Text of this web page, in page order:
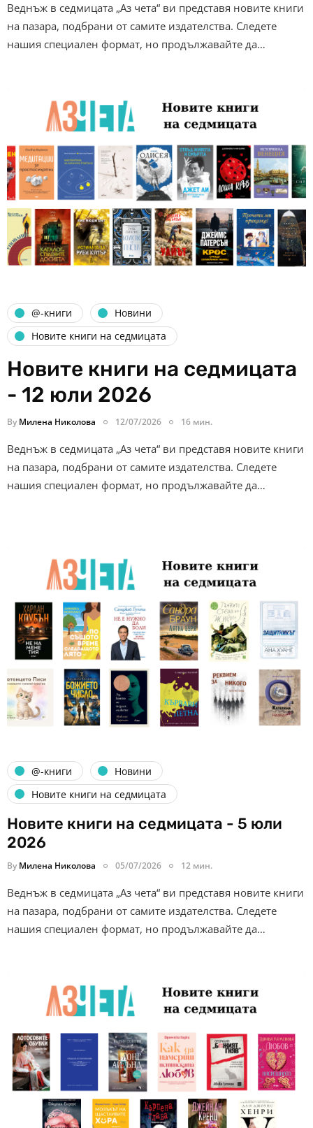
Веднъж в седмицата „Аз чета“ ви представя новите книги
на пазара, подбрани от самите издателства. Следете
нашия специален формат, но продължавайте да…
@-книги
Новини
Новите книги на седмицата
Новите книги на седмицата
- 12 юли 2026
By Милена Николова 12/07/2026 16 мин.
Веднъж в седмицата „Аз чета“ ви представя новите книги
на пазара, подбрани от самите издателства. Следете
нашия специален формат, но продължавайте да…
@-книги
Новини
Новите книги на седмицата
Новите книги на седмицата - 5 юли
2026
By Милена Николова 05/07/2026 12 мин.
Веднъж в седмицата „Аз чета“ ви представя новите книги
на пазара, подбрани от самите издателства. Следете
нашия специален формат, но продължавайте да…